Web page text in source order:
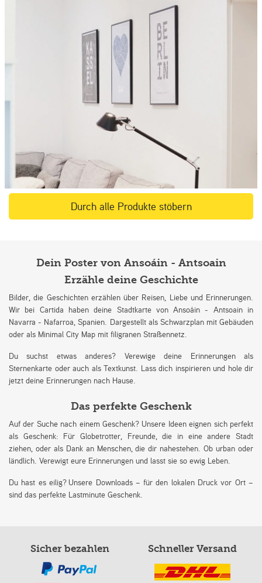
Durch alle Produkte stöbern
Dein Poster von Ansoáin - Antsoain
Erzähle deine Geschichte
Bilder, die Geschichten erzählen über Reisen, Liebe und Erinnerungen.
Wir bei Cartida haben deine Stadtkarte von Ansoáin - Antsoain in
Navarra - Nafarroa, Spanien. Dargestellt als Schwarzplan mit Gebäuden
oder als Minimal City Map mit filigranen Straßennetz.
Du suchst etwas anderes? Verewige deine Erinnerungen als
Sternenkarte oder auch als Textkunst. Lass dich inspirieren und hole dir
jetzt deine Erinnerungen nach Hause.
Das perfekte Geschenk
Auf der Suche nach einem Geschenk? Unsere Ideen eignen sich perfekt
als Geschenk: Für Globetrotter, Freunde, die in eine andere Stadt
ziehen, oder als Dank an Menschen, die dir nahestehen. Ob urban oder
ländlich. Verewigt eure Erinnerungen und lasst sie so ewig Leben.
Du hast es eilig? Unsere Downloads – für den lokalen Druck vor Ort –
sind das perfekte Lastminute Geschenk.
Sicher bezahlen Schneller Versand